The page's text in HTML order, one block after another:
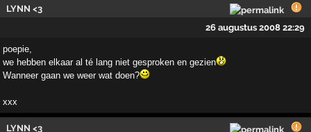
LYNN <3
26 augustus 2008 22:29
poepie,
we hebben elkaar al té lang niet gesproken en gezien
Wanneer gaan we weer wat doen?
xxx
LYNN <3